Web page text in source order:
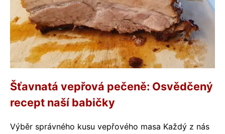
Šťavnatá vepřová pečeně: Osvědčený
recept naší babičky
Výběr správného kusu vepřového masa Každý z nás